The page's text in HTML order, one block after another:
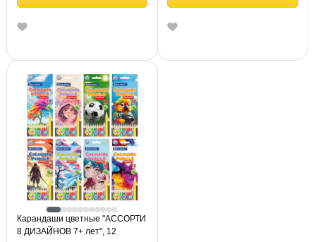
Карандаши цветные "АССОРТИ
8 ДИЗАЙНОВ 7+ лет", 12